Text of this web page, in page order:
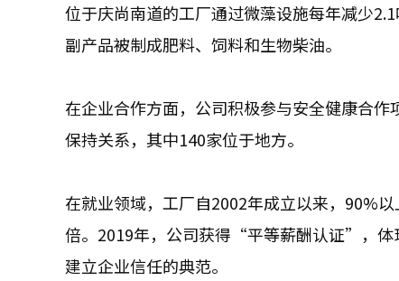
位于庆尚南道的工厂通过微藻设施每年减少
副产品被制成肥料、饲料和生物柴油。
在企业合作方面，公司积极参与安全健康合
保持关系，其中140家位于地方。
在就业领域，工厂自2002年成立以来，90%
倍。2019年，公司获得“平等薪酬认证”，体
建立企业信任的典范。